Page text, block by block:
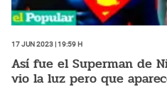
17 Jun 2023 | 19:59 h
Así fue el Superman de
vio la luz pero que